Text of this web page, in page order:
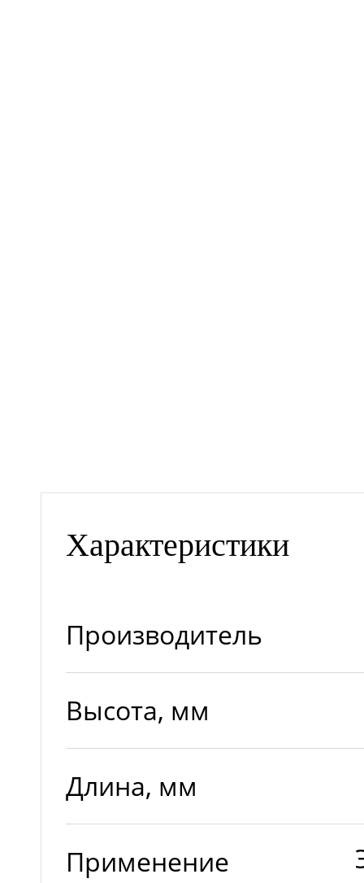
Характеристики
Производитель
Высота, мм
Длина, мм
Применение